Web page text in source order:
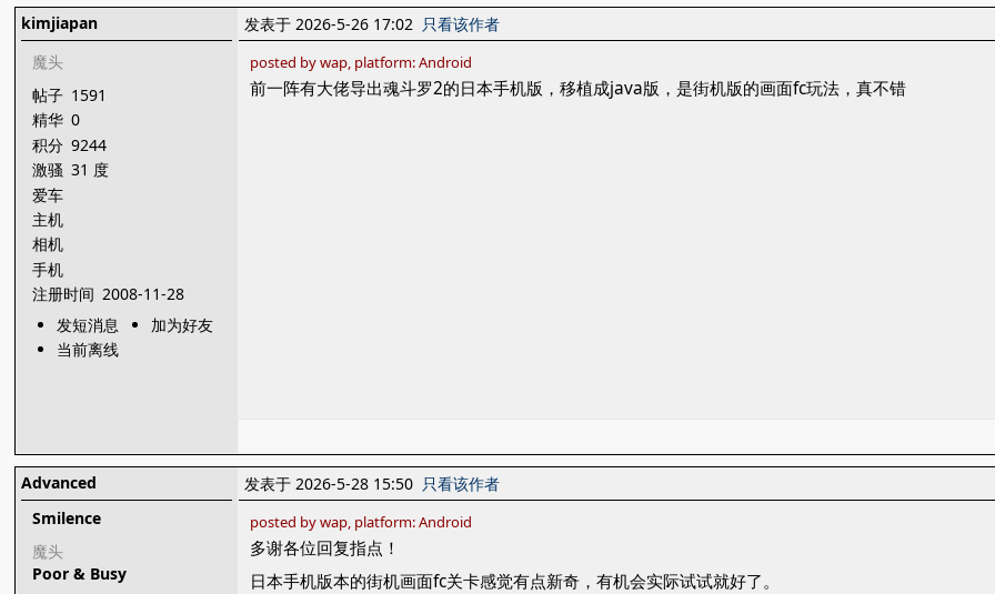
kimjiapan
魔头
帖子 1591
精华 0
积分 9244
激骚 31 度
爱车
主机
相机
手机
注册时间 2008-11-28
发短消息
加为好友
当前离线
发表于 2026-5-26 17:02 只看该作者
posted by wap, platform: Android
前一阵有大佬导出魂斗罗2的日本手机版，移植成java版，是街机版的画面fc玩法，真不错
Advanced
Smilence
魔头
Poor & Busy
发表于 2026-5-28 15:50 只看该作者
posted by wap, platform: Android
多谢各位回复指点！
日本手机版本的街机画面fc关卡感觉有点新奇，有机会实际试试就好了。